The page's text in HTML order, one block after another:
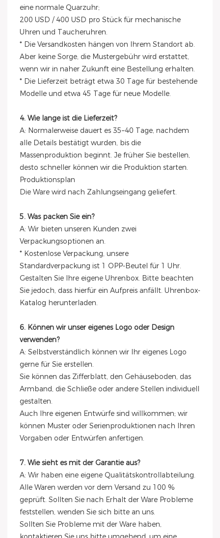
eine normale Quarzuhr;
200 USD / 400 USD pro Stück für mechanische
Uhren und Taucheruhren.
* Die Versandkosten hängen von Ihrem Standort ab.
Aber keine Sorge, die Mustergebühr wird erstattet,
wenn wir in naher Zukunft eine Bestellung erhalten.
* Die Lieferzeit beträgt etwa 30 Tage für bestehende
Modelle und etwa 45 Tage für neue Modelle.
4. Wie lange ist die Lieferzeit?
A: Normalerweise dauert es 35–40 Tage, nachdem
alle Details bestätigt wurden, bis die
Massenproduktion beginnt. Je früher Sie bestellen,
desto schneller können wir die Produktion starten.
Produktionsplan
Die Ware wird nach Zahlungseingang geliefert.
5. Was packen Sie ein?
A: Wir bieten unseren Kunden zwei
Verpackungsoptionen an.
* Kostenlose Verpackung, unsere
Standardverpackung ist 1 OPP-Beutel für 1 Uhr.
Gestalten Sie Ihre eigene Uhrenbox. Bitte beachten
Sie jedoch, dass hierfür ein Aufpreis anfällt. Uhrenbox-
Katalog herunterladen.
6. Können wir unser eigenes Logo oder Design
verwenden?
A: Selbstverständlich können wir Ihr eigenes Logo
gerne für Sie erstellen.
Sie können das Zifferblatt, den Gehäuseboden, das
Armband, die Schließe oder andere Stellen individuell
gestalten.
Auch Ihre eigenen Entwürfe sind willkommen; wir
können Muster oder Serienproduktionen nach Ihren
Vorgaben oder Entwürfen anfertigen.
7. Wie sieht es mit der Garantie aus?
A: Wir haben eine eigene Qualitätskontrollabteilung.
Alle Waren werden vor dem Versand zu 100 %
geprüft. Sollten Sie nach Erhalt der Ware Probleme
feststellen, wenden Sie sich bitte an uns.
Sollten Sie Probleme mit der Ware haben,